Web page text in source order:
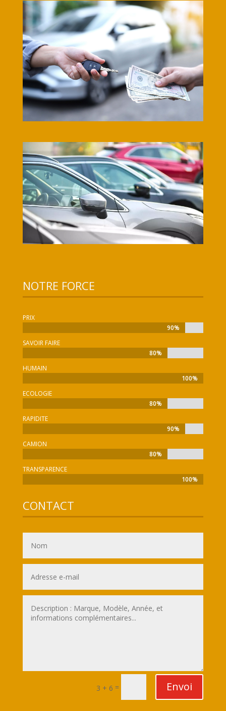
NOTRE FORCE
PRIX
90%
90%
SAVOIR FAIRE
80%
80%
HUMAIN
100%
100%
ECOLOGIE
80%
80%
RAPIDITE
90%
90%
CAMION
80%
80%
TRANSPARENCE
100%
100%
CONTACT
3 + 6 = Envoi